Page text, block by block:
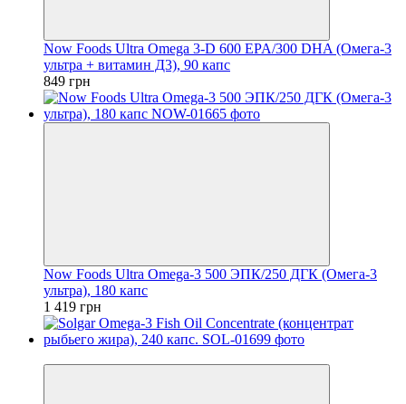
Now Foods Ultra Omega 3-D 600 EPA/300 DHA (Омега-3
ультра + витамин Д3), 90 капс
849 грн
Now Foods Ultra Omega-3 500 ЭПК/250 ДГК (Омега-3
ультра), 180 капс
1 419 грн